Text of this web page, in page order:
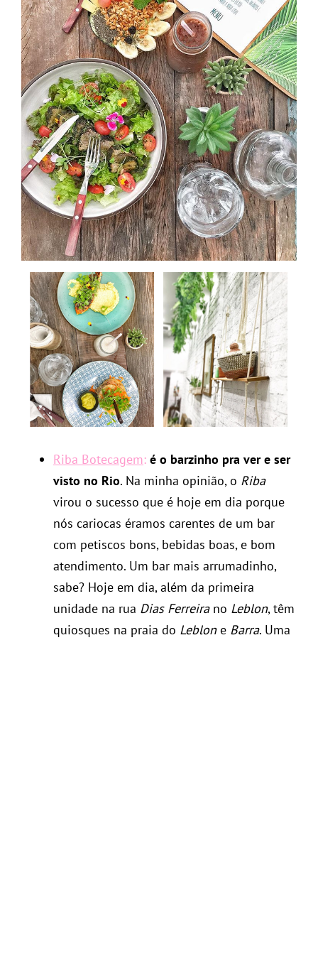
Riba Botecagem: é o barzinho pra ver e ser
visto no Rio. Na minha opinião, o Riba
virou o sucesso que é hoje em dia porque
nós cariocas éramos carentes de um bar
com petiscos bons, bebidas boas, e bom
atendimento. Um bar mais arrumadinho,
sabe? Hoje em dia, além da primeira
unidade na rua Dias Ferreirano Leblon, têm
quiosques na praia do Leblone Barra. Uma